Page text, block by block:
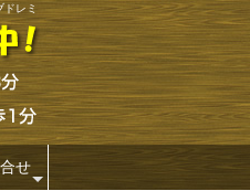
レミ
せ